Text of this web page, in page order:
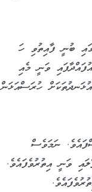
ބުނީ ފާއިތުވި ހަ
ވަނީ މެއި
އީރާނުގެ އުޅަނދުތަކަށް ހުރަސްއަޅަން
ނަމަވެސް
ވަނީ އިތުރުވެފައެވެ.